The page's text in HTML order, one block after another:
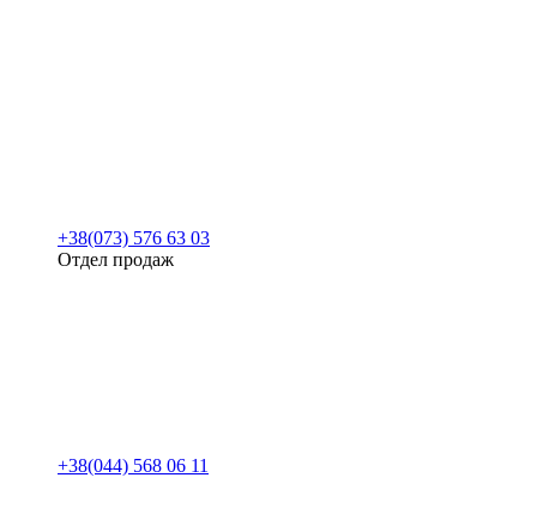
+38(073) 576 63 03
Отдел продаж
+38(044) 568 06 11